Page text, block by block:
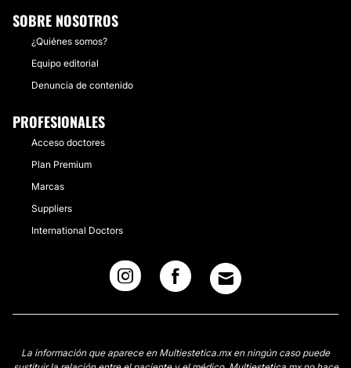
SOBRE NOSOTROS
¿Quiénes somos?
Equipo editorial
Denuncia de contenido
PROFESIONALES
Acceso doctores
Plan Premium
Marcas
Suppliers
International Doctors
La información que aparece en Multiestetica.mx en ningún caso puede